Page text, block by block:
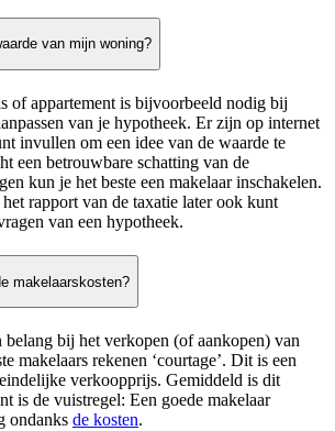
van mijn woning?
of appartement is bijvoorbeeld nodig bij
van je hypotheek. Er zijn op internet
invullen om een idee van de waarde te
een betrouwbare schatting van de
kun je het beste een makelaar inschakelen.
rapport van de taxatie later ook kunt
van een hypotheek.
makelaarskosten?
bij het verkopen (of aankopen) van
makelaars rekenen ‘courtage’. Dit is een
verkoopprijs. Gemiddeld is dit
is de vuistregel: Een goede makelaar
ondanks de kosten.